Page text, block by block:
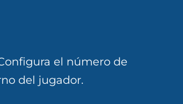
el número de
del jugador.